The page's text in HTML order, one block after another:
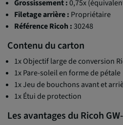
Grossissement :0,75x
Filetage arrière : Propriétaire
Référence Ricoh :30248
Contenu du carton
1x Objectif large de conversion
1x Pare-soleil en forme de pétale
1x Jeu de bouchons avant et
1x Étui de protection
Les avantages du Ricoh